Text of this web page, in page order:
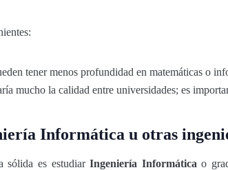
tener menos profundidad en matemáticas o
mucho la calidad entre universidades; es
Informática u otras
sólida es estudiarIngeniería Informática o